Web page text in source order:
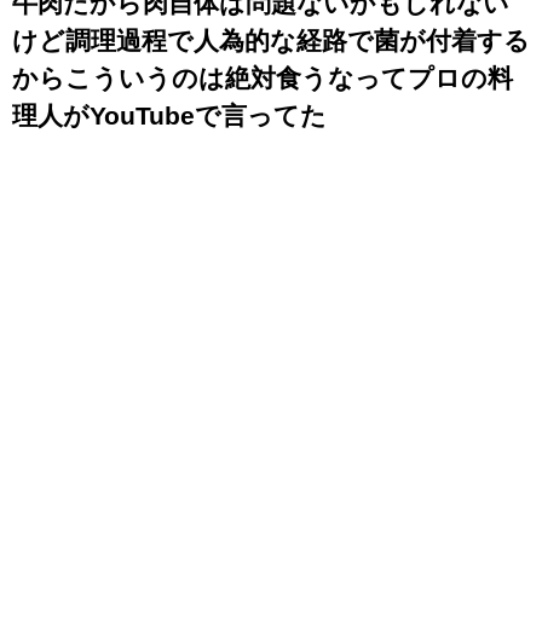
けど調理過程で人為的な経路で菌が付着する
からこういうのは絶対食うなってプロの料
理人がYouTubeで言ってた